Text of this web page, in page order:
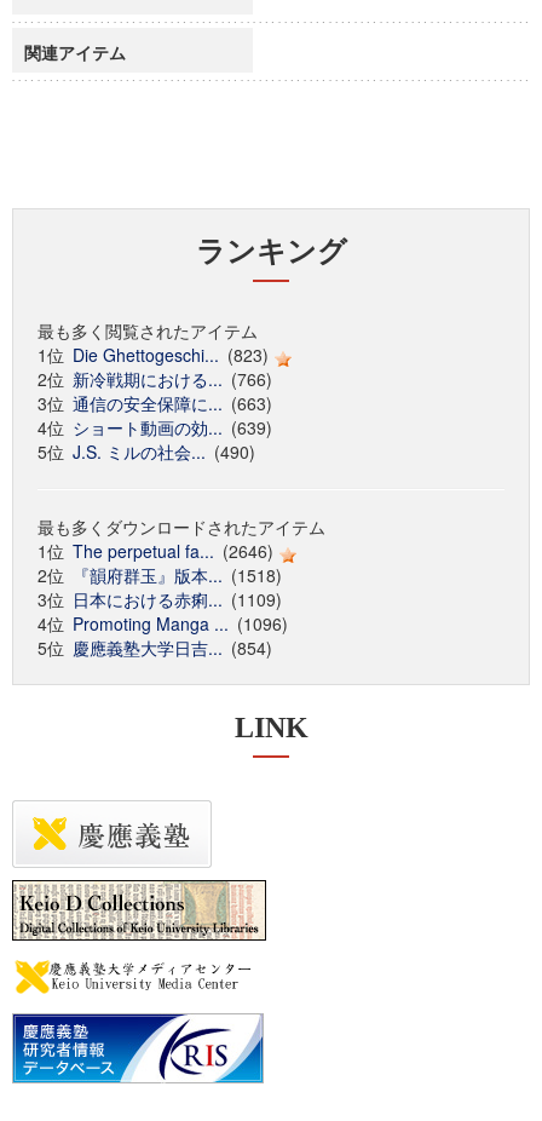
関連アイテム
ランキング
最も多く閲覧されたアイテム
1位 Die Ghettogeschi... (823)
2位 新冷戦期における... (766)
3位 通信の安全保障に... (663)
4位 ショート動画の効... (639)
5位 J.S. ミルの社会... (490)
最も多くダウンロードされたアイテム
1位 The perpetual fa... (2646)
2位
『韻府群玉』版本... (1518)
3位 日本における赤痢... (1109)
4位 Promoting Manga ... (1096)
5位 慶應義塾大学日吉... (854)
LINK